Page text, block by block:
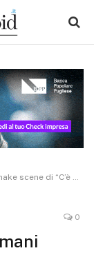
ancora domani”, studenti di Santa Croce di Magliano protagonisti con Paese Mio. FOTO
0